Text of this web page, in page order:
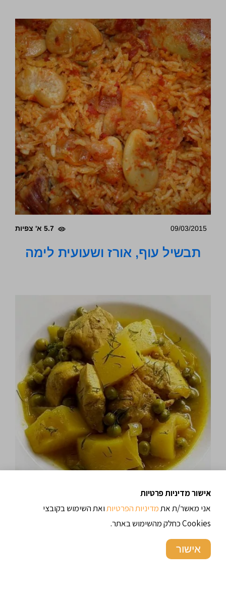
09/03/2015 5.7 א' צפיות
תבשיל עוף, אורז ושעועית לימה
11/09/2017
חזה עוף עם תפוחי אדמה ואפונה
אישור מדיניות פרטיות
אני מאשר/ת אתמדיניות הפרטיותואת השימוש בקובצי
Cookies כחלק מהשימוש באתר.
אישור